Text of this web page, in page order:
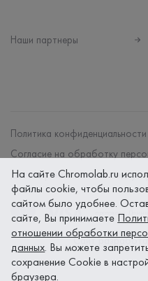
Наши партнеры
Политика конфиденциальности
Согласие на обработку
Договор на оказание мед.
протокола.
Сайт
На сайте Chromolab.ru
файлы cookie, чтобы
сайтом было удобнее.
сайте, Вы принимаете
отношении обработки
данных. Вы можете
сохранение Cookie в
браузера.